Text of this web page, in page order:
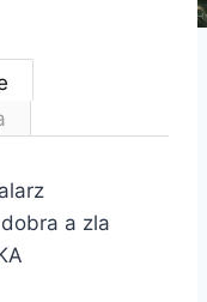
dobra a zla